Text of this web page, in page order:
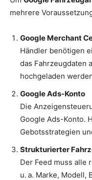
mehrere
Google Merchant
Händler benötigen
das Fahrzeugdaten
hochgeladen
Google Ads-Konto
Die
Google Ads-Konto.
Gebotsstrategien
Strukturierter
Der Feed muss alle
u. a. Marke, Modell,